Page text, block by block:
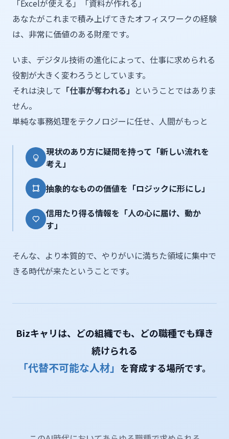
「Excelが使える」「資料が作れる」
あなたがこれまで積み上げてきたオフィスワークの経験
は、非常に価値のある財産です。
いま、デジタル技術の進化によって、仕事に求められる
役割が大きく変わろうとしています。
それは決して 「仕事が奪われる」 ということではありま
せん。
単純な事務処理をテクノロジーに任せ、人間がもっと
現状のあり方に疑問を持って「新しい流れを
考え」
抽象的なものの価値を「ロジックに形にし」
信用たり得る情報を「人の心に届け、動か
す」
そんな、より本質的で、やりがいに満ちた領域に集中で
きる時代が来たということです。
Bizキャリは、どの組織でも、どの職種でも輝き
続けられる
「代替不可能な人材」 を育成する場所です。